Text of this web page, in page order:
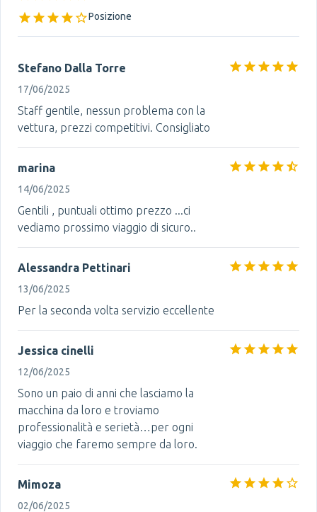
Posizione
Stefano Dalla Torre
17/06/2025
Staff gentile, nessun problema con la
vettura, prezzi competitivi. Consigliato
marina
14/06/2025
Gentili , puntuali ottimo prezzo ...ci
vediamo prossimo viaggio di sicuro..
Alessandra Pettinari
13/06/2025
Per la seconda volta servizio eccellente
Jessica cinelli
12/06/2025
Sono un paio di anni che lasciamo la
macchina da loro e troviamo
professionalità e serietà…per ogni
viaggio che faremo sempre da loro.
Mimoza
02/06/2025